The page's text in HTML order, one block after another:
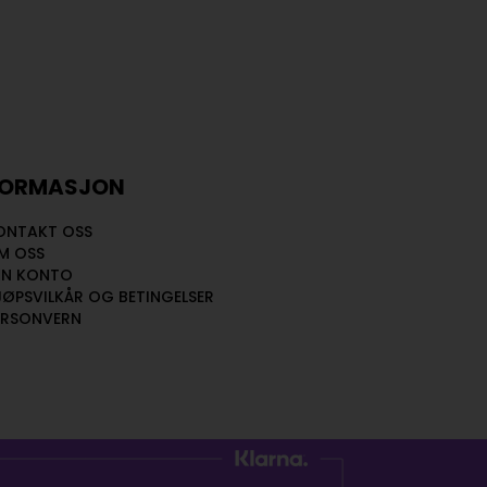
OSS
OSS
KONTO
OG BETINGELSER